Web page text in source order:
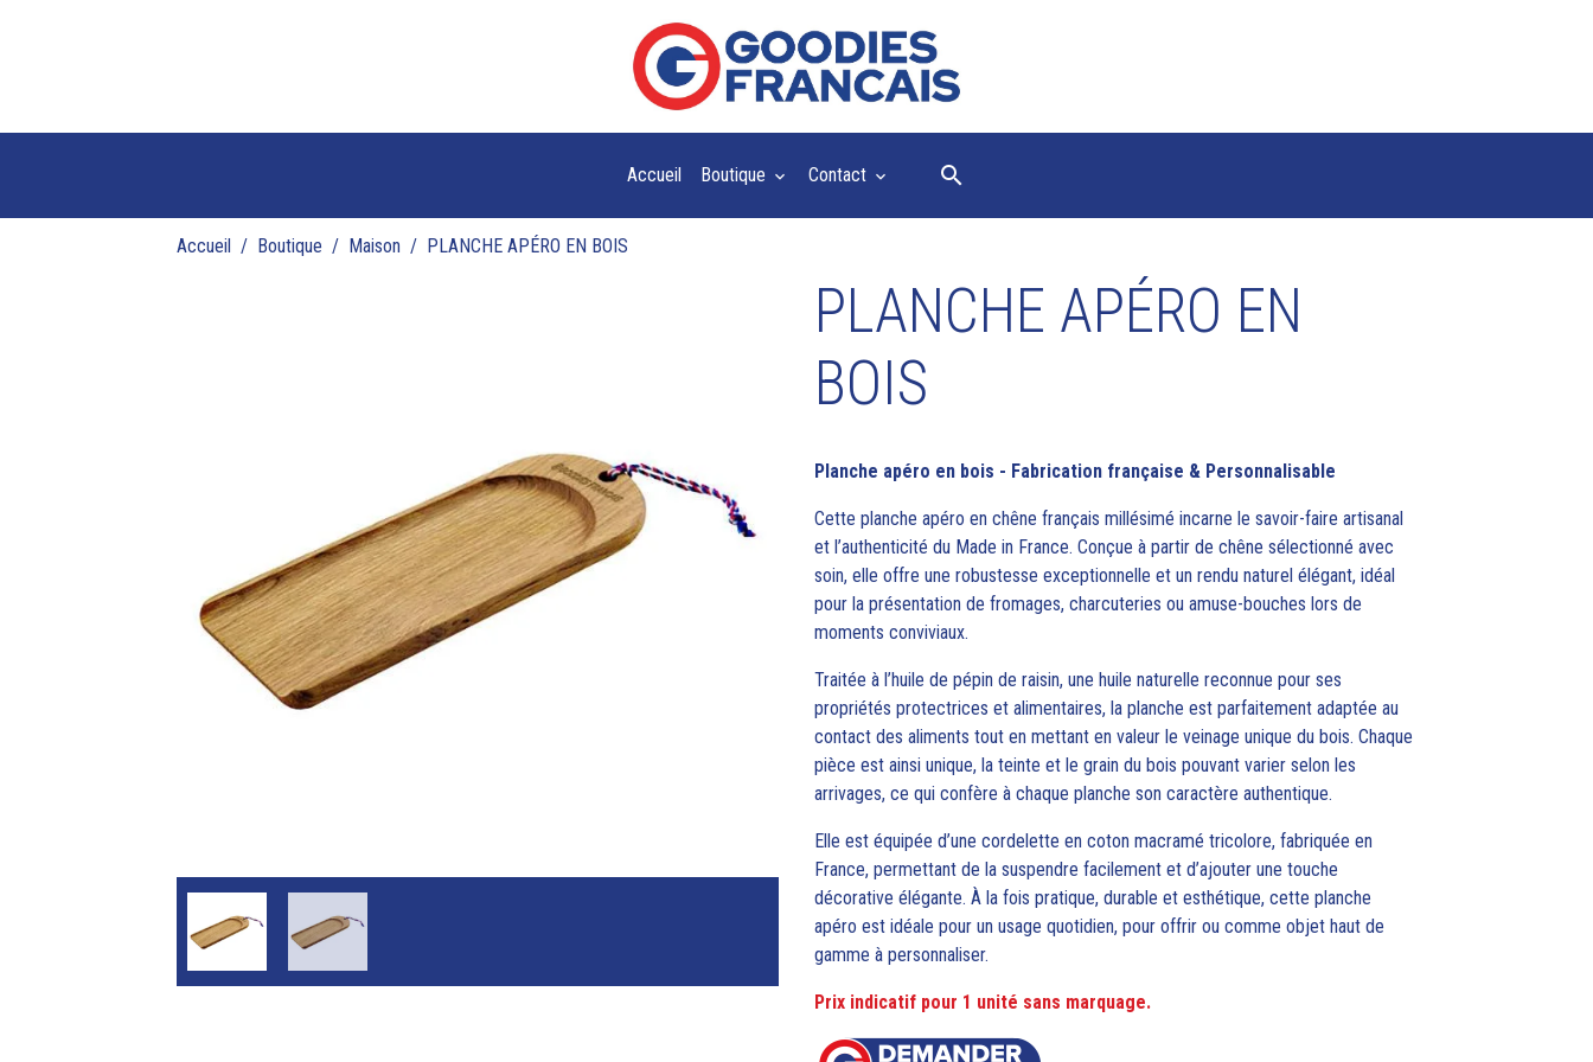
Accueil Boutique Contact
Accueil Boutique Maison PLANCHE APÉRO EN BOIS
PLANCHE APÉRO EN
BOIS
Planche apéro en bois - Fabrication française & Personnalisable
Cette planche apéro en chêne français millésimé incarne le savoir-faire artisanal
et l’authenticité du Made in France. Conçue à partir de chêne sélectionné avec
soin, elle offre une robustesse exceptionnelle et un rendu naturel élégant, idéal
pour la présentation de fromages, charcuteries ou amuse-bouches lors de
moments conviviaux.
Traitée à l’huile de pépin de raisin, une huile naturelle reconnue pour ses
propriétés protectrices et alimentaires, la planche est parfaitement adaptée au
contact des aliments tout en mettant en valeur le veinage unique du bois. Chaque
pièce est ainsi unique, la teinte et le grain du bois pouvant varier selon les
arrivages, ce qui confère à chaque planche son caractère authentique.
Elle est équipée d’une cordelette en coton macramé tricolore, fabriquée en
France, permettant de la suspendre facilement et d’ajouter une touche
décorative élégante. À la fois pratique, durable et esthétique, cette planche
apéro est idéale pour un usage quotidien, pour offrir ou comme objet haut de
gamme à personnaliser.
Prix indicatif pour 1 unité sans marquage.